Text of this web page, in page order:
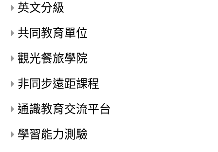
英文分級
共同教育單位
觀光餐旅學院
非同步遠距課程
通識教育交流平台
學習能力測驗